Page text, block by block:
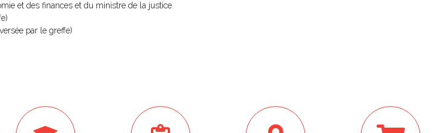
et des finances et du ministre de la justice
par le greffe)